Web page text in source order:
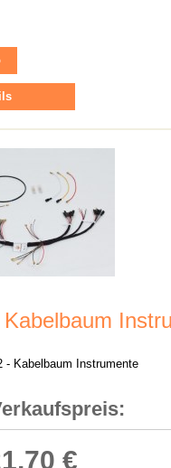
- Kabelbaum Instrumente
€